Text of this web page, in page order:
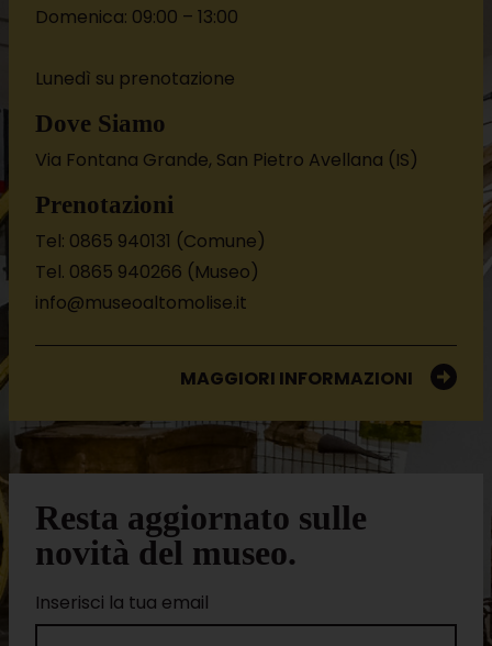
Resta aggiornato sulle
novità del museo.
Inserisci la tua email
Domenica: 09:00 – 13:00
Lunedì su prenotazione
Dove Siamo
Via Fontana Grande, San Pietro Avellana (IS)
Prenotazioni
Tel: 0865 940131 (Comune)
Tel. 0865 940266 (Museo)
info@museoaltomolise.it
MAGGIORI INFORMAZIONI